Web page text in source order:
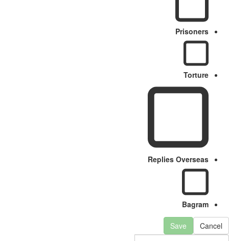
Prisoners
Torture
Replies Overseas
Bagram
Cancel
Save